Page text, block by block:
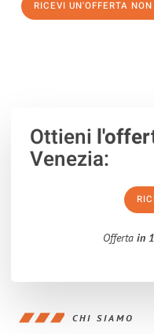
RICEVI UN'OFFERTA
Ottieni
Venezia:
Offerta in
CHI SIAMO